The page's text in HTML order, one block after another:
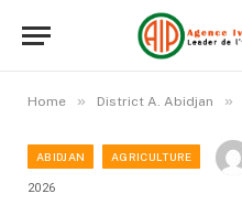
Home » District A. Abidjan »
ABIDJAN AGRICULTURE
2026